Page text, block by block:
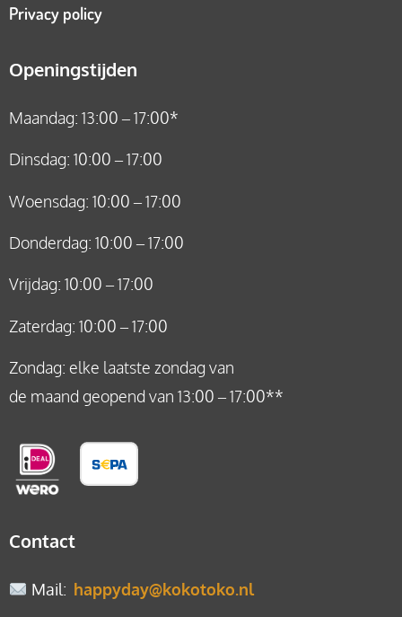
Privacy policy
Openingstijden
Maandag: 13:00 – 17:00*
Dinsdag: 10:00 – 17:00
Woensdag: 10:00 – 17:00
Donderdag: 10:00 – 17:00
Vrijdag: 10:00 – 17:00
Zaterdag: 10:00 – 17:00
Zondag: elke laatste zondag van
de maand geopend van 13:00 – 17:00**
Contact
Mail: happyday@kokotoko.nl